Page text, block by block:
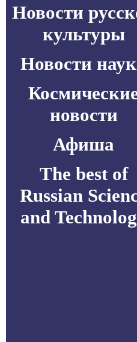
Новости
культуры
Новости
новости
Афиша
The best of
Russian
and